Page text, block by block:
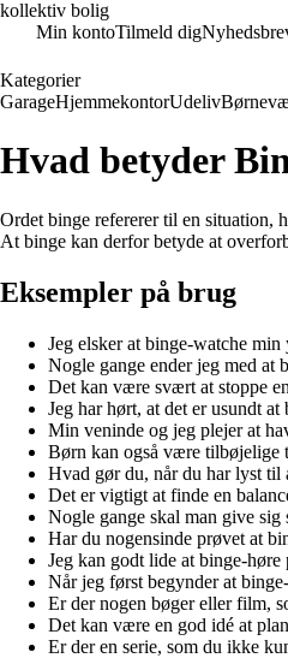
kollektiv bolig
Min kontoTilmeld dig
Kategorier
GarageHjemmekontorUdeliv
Hvad betyder
Ordet binge refererer til en situation,
At binge kan derfor betyde at
Eksempler på brug
Jeg elsker at binge-watche min
Nogle gange ender jeg med at
Det kan være svært at stoppe
Jeg har hørt, at det er usundt at
Min veninde og jeg plejer at
Børn kan også være tilbøjelige
Hvad gør du, når du har lyst til
Det er vigtigt at finde en
Nogle gange skal man give
Har du nogensinde prøvet at
Jeg kan godt lide at binge-
Når jeg først begynder at
Er der nogen bøger eller film,
Det kan være en god idé at
Er der en serie, som du ikke